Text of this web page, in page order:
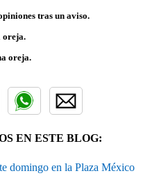
tras un aviso.
oreja.
oreja.
EN ESTE BLOG:
domingo en la Plaza México